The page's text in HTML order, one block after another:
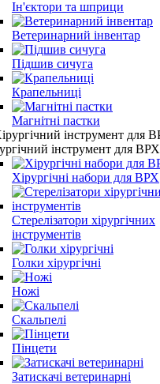
Ін'єктори та шприци
Ветеринарний інвентар
Підшив сичуга
Крапельниці
Магнітні пастки
інструмент для ВРХ
Хірургічні набори для ВРХ
Стерелізатори хірургічних
інструментів
Голки хірургічні
Ножі
Скальпелі
Пінцети
Затискачі ветеринарні